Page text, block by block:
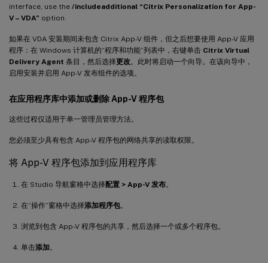
interface, use the /includeadditional “Citrix Personalization for App-
V – VDA” option.
如果在 VDA 安装期间未包含 Citrix App-V 组件，但之后想要使用 App-V 应用
程序：在 Windows 计算机的“程序和功能”列表中，右键单击 Citrix Virtual
Delivery Agent 条目，然后选择更改。此时将启动一个向导。在该向导中，
启用安装并启用 App-V 发布组件的选项。
在应用程序库中添加或删除 App-V 程序包
这些过程仅适用于单一管理员管理方法。
您必须至少具有包含 App-V 程序包的网络共享的读取权限。
将 App-V 程序包添加到应用程序库
在 Studio 导航窗格中选择配置 > App-V 发布。
在“操作”窗格中选择添加程序包。
浏览到包含 App-V 程序包的共享，然后选择一个或多个程序包。
单击添加。